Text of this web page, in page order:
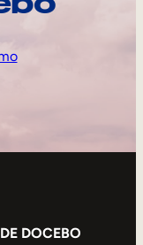
DOCEBO